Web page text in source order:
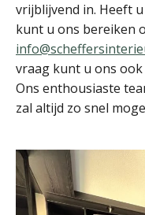
vrijblijvend in. Heeft
kunt u ons bereiken
vraag kunt u ons ook
Ons enthousiaste
zal altijd zo snel